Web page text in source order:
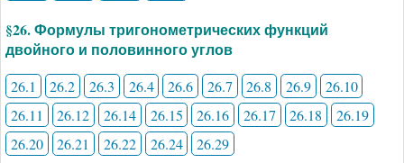
§26. Формулы тригонометрических функций
двойного и половинного углов
26.1 26.2 26.3 26.4 26.6 26.7 26.8 26.9
26.10
26.11
26.12 26.14 26.15 26.16 26.17 26.18
26.19
26.20
26.21 26.22 26.24 26.29